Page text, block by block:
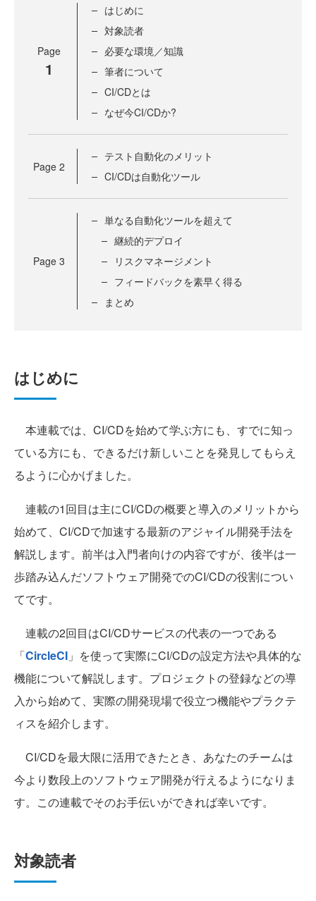
Page
1
はじめに
対象読者
必要な環境／知識
筆者について
CI/CDとは
なぜ今CI/CDか?
Page 2
テスト自動化のメリット
CI/CDは自動化ツール
Page 3
単なる自動化ツールを超えて
継続的デプロイ
リスクマネージメント
フィードバックを素早く得る
まとめ
はじめに
本連載では、CI/CDを始めて学ぶ方にも、すでに知っ
ている方にも、できるだけ新しいことを発見してもらえ
るように心かげました。
連載の1回目は主にCI/CDの概要と導入のメリットから
始めて、CI/CDで加速する最新のアジャイル開発手法を
解説します。前半は入門者向けの内容ですが、後半は一
歩踏み込んだソフトウェア開発でのCI/CDの役割につい
てです。
連載の2回目はCI/CDサービスの代表の一つである
「CircleCI 」を使って実際にCI/CDの設定方法や具体的な
機能について解説します。プロジェクトの登録などの導
入から始めて、実際の開発現場で役立つ機能やプラクテ
ィスを紹介します。
CI/CDを最大限に活用できたとき、あなたのチームは
今より数段上のソフトウェア開発が行えるようになりま
す。この連載でそのお手伝いができれば幸いです。
対象読者